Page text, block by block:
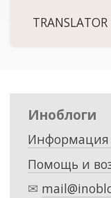
TRANSLATOR
Иноблоги
Информация
Помощь и
✉